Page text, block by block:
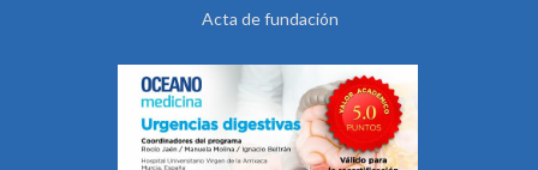
Acta de fundación